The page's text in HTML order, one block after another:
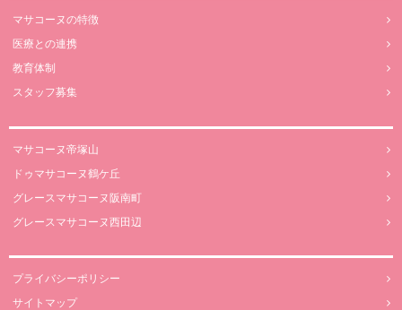
マサコーヌの特徴
医療との連携
教育体制
スタッフ募集
マサコーヌ帝塚山
ドゥマサコーヌ鶴ケ丘
グレースマサコーヌ阪南町
グレースマサコーヌ西田辺
プライバシーポリシー
サイトマップ